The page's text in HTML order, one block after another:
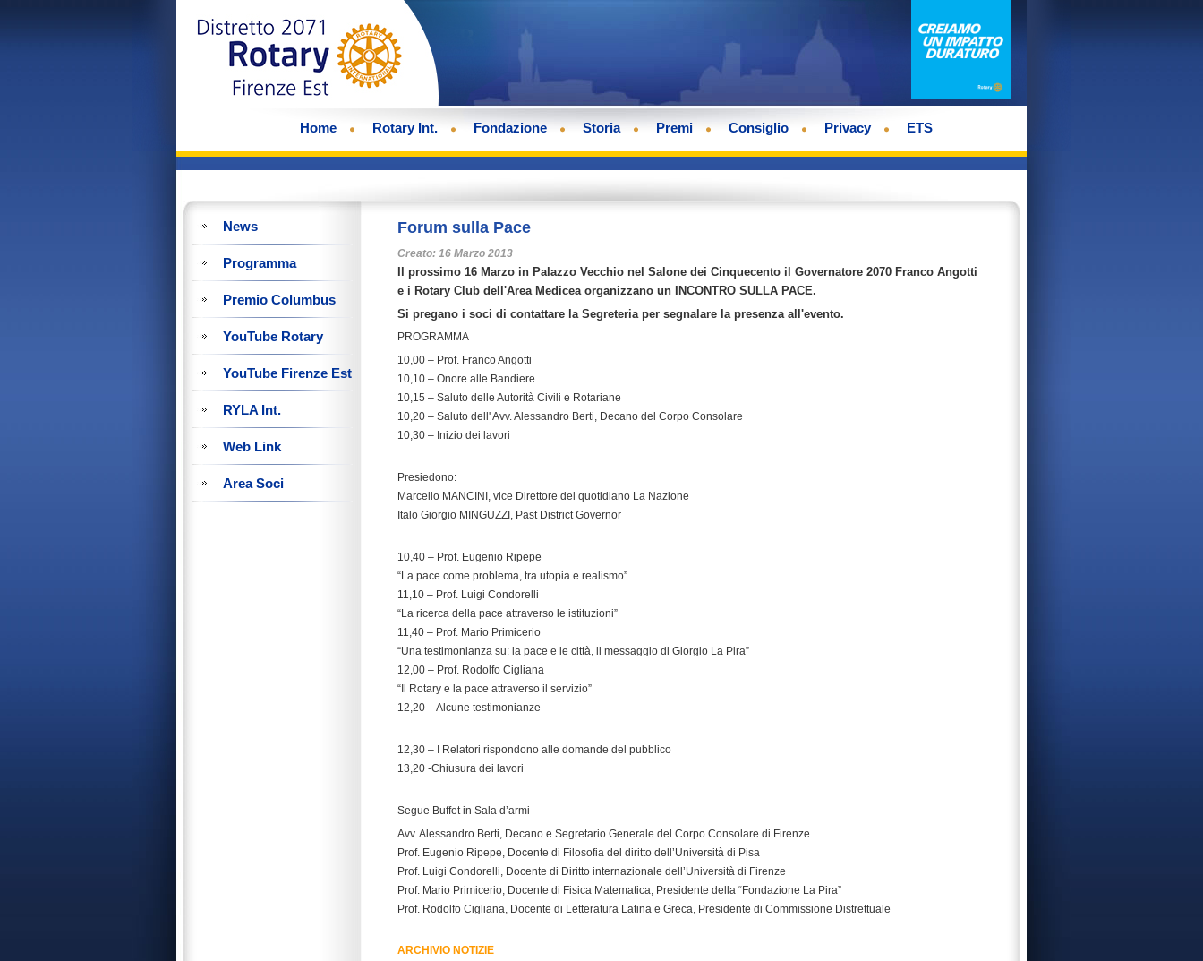
Home Rotary Int. Fondazione Storia Premi Consiglio Privacy ETS
News
Programma
Premio Columbus
YouTube Rotary
YouTube Firenze Est
RYLA Int.
Web Link
Area Soci
Forum sulla Pace
Creato: 16 Marzo 2013
Il prossimo 16 Marzo in Palazzo Vecchio nel Salone dei Cinquecento il Governatore 2070 Franco Angotti
e i Rotary Club dell'Area Medicea organizzano un INCONTRO SULLA PACE.
Si pregano i soci di contattare la Segreteria per segnalare la presenza all'evento.
PROGRAMMA
10,00 – Prof. Franco Angotti
10,10 – Onore alle Bandiere
10,15 – Saluto delle Autorità Civili e Rotariane
10,20 – Saluto dell' Avv. Alessandro Berti, Decano del Corpo Consolare
10,30 – Inizio dei lavori
Presiedono:
Marcello MANCINI, vice Direttore del quotidiano La Nazione
Italo Giorgio MINGUZZI, Past District Governor
10,40 – Prof. Eugenio Ripepe
“La pace come problema, tra utopia e realismo”
11,10 – Prof. Luigi Condorelli
“La ricerca della pace attraverso le istituzioni”
11,40 – Prof. Mario Primicerio
“Una testimonianza su: la pace e le città, il messaggio di Giorgio La Pira”
12,00 – Prof. Rodolfo Cigliana
“Il Rotary e la pace attraverso il servizio”
12,20 – Alcune testimonianze
12,30 – I Relatori rispondono alle domande del pubblico
13,20 -Chiusura dei lavori
Segue Buffet in Sala d’armi
Avv. Alessandro Berti, Decano e Segretario Generale del Corpo Consolare di Firenze
Prof. Eugenio Ripepe, Docente di Filosofia del diritto dell’Università di Pisa
Prof. Luigi Condorelli, Docente di Diritto internazionale dell’Università di Firenze
Prof. Mario Primicerio, Docente di Fisica Matematica, Presidente della “Fondazione La Pira”
Prof. Rodolfo Cigliana, Docente di Letteratura Latina e Greca, Presidente di Commissione Distrettuale
ARCHIVIO NOTIZIE